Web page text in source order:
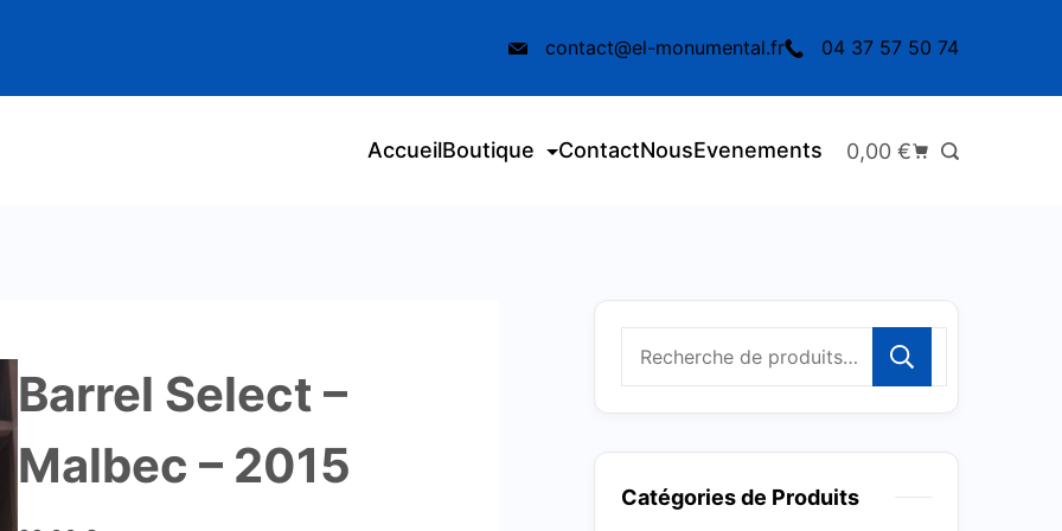
contact@el-monumental.fr 04 37 57 50 74
AccueilBoutique ContactNousEvenements 0,00 €
Barrel Select –
Malbec – 2015
Catégories de Produits